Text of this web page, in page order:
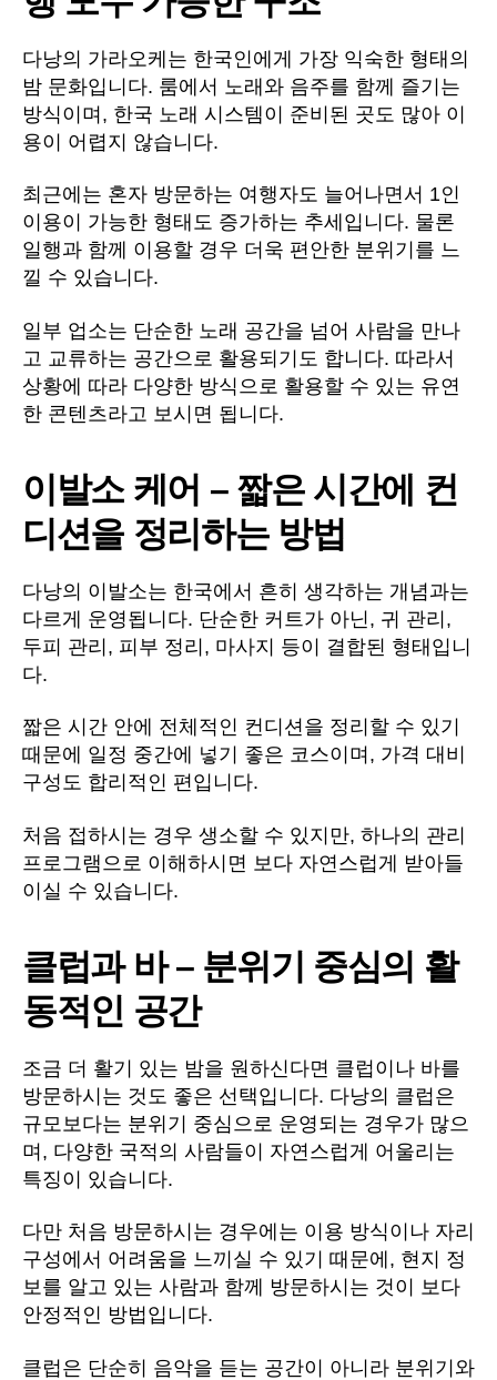
다낭의 가라오케는 한국인에게 가장 익숙한 형태의
밤 문화입니다. 룸에서 노래와 음주를 함께 즐기는
방식이며, 한국 노래 시스템이 준비된 곳도 많아 이
용이 어렵지 않습니다.
최근에는 혼자 방문하는 여행자도 늘어나면서 1인
이용이 가능한 형태도 증가하는 추세입니다. 물론
일행과 함께 이용할 경우 더욱 편안한 분위기를 느
낄 수 있습니다.
일부 업소는 단순한 노래 공간을 넘어 사람을 만나
고 교류하는 공간으로 활용되기도 합니다. 따라서
상황에 따라 다양한 방식으로 활용할 수 있는 유연
한 콘텐츠라고 보시면 됩니다.
이발소 케어 – 짧은 시간에 컨
디션을 정리하는 방법
다낭의 이발소는 한국에서 흔히 생각하는 개념과는
다르게 운영됩니다. 단순한 커트가 아닌, 귀 관리,
두피 관리, 피부 정리, 마사지 등이 결합된 형태입니
다.
짧은 시간 안에 전체적인 컨디션을 정리할 수 있기
때문에 일정 중간에 넣기 좋은 코스이며, 가격 대비
구성도 합리적인 편입니다.
처음 접하시는 경우 생소할 수 있지만, 하나의 관리
프로그램으로 이해하시면 보다 자연스럽게 받아들
이실 수 있습니다.
클럽과 바 – 분위기 중심의 활
동적인 공간
조금 더 활기 있는 밤을 원하신다면 클럽이나 바를
방문하시는 것도 좋은 선택입니다. 다낭의 클럽은
규모보다는 분위기 중심으로 운영되는 경우가 많으
며, 다양한 국적의 사람들이 자연스럽게 어울리는
특징이 있습니다.
다만 처음 방문하시는 경우에는 이용 방식이나 자리
구성에서 어려움을 느끼실 수 있기 때문에, 현지 정
보를 알고 있는 사람과 함께 방문하시는 것이 보다
안정적인 방법입니다.
클럽은 단순히 음악을 듣는 공간이 아니라 분위기와